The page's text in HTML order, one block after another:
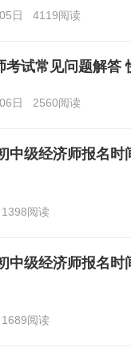
日 4119阅读
考试常见问题解答
日 2560阅读
中级经济师报名时
1398阅读
中级经济师报名时
1689阅读